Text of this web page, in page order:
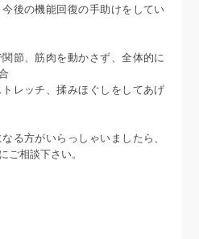
後の機能回復の手助けをしてい
節、筋肉を動かさず、全体的に
レッチ、揉みほぐしをしてあげ
る方がいらっしゃいましたら、
ご相談下さい。